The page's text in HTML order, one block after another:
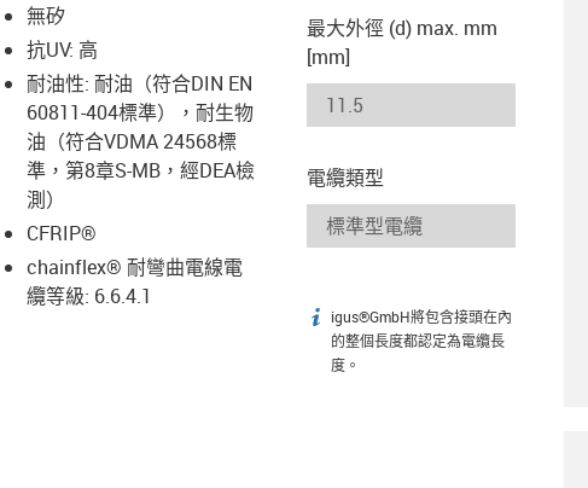
無矽
抗UV: 高
耐油性: 耐油（符合DIN EN
60811-404標準），耐生物
油（符合VDMA 24568標
準，第8章S-MB，經DEA檢
測）
CFRIP®
chainflex® 耐彎曲電線電
纜等級: 6.6.4.1
最大外徑 (d) max. mm
[mm]
電纜類型
igus-icon-info
igus®GmbH將包含接頭在內
的整個長度都認定為電纜長
度。